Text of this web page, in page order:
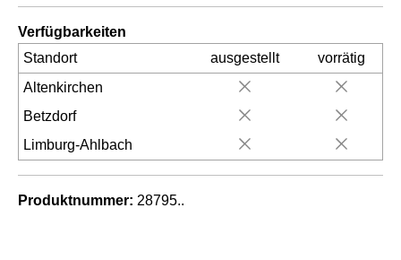
Verfügbarkeiten
Standort
ausgestellt
vorrätig
Altenkirchen
Betzdorf
Limburg-Ahlbach
Produktnummer: 28795..